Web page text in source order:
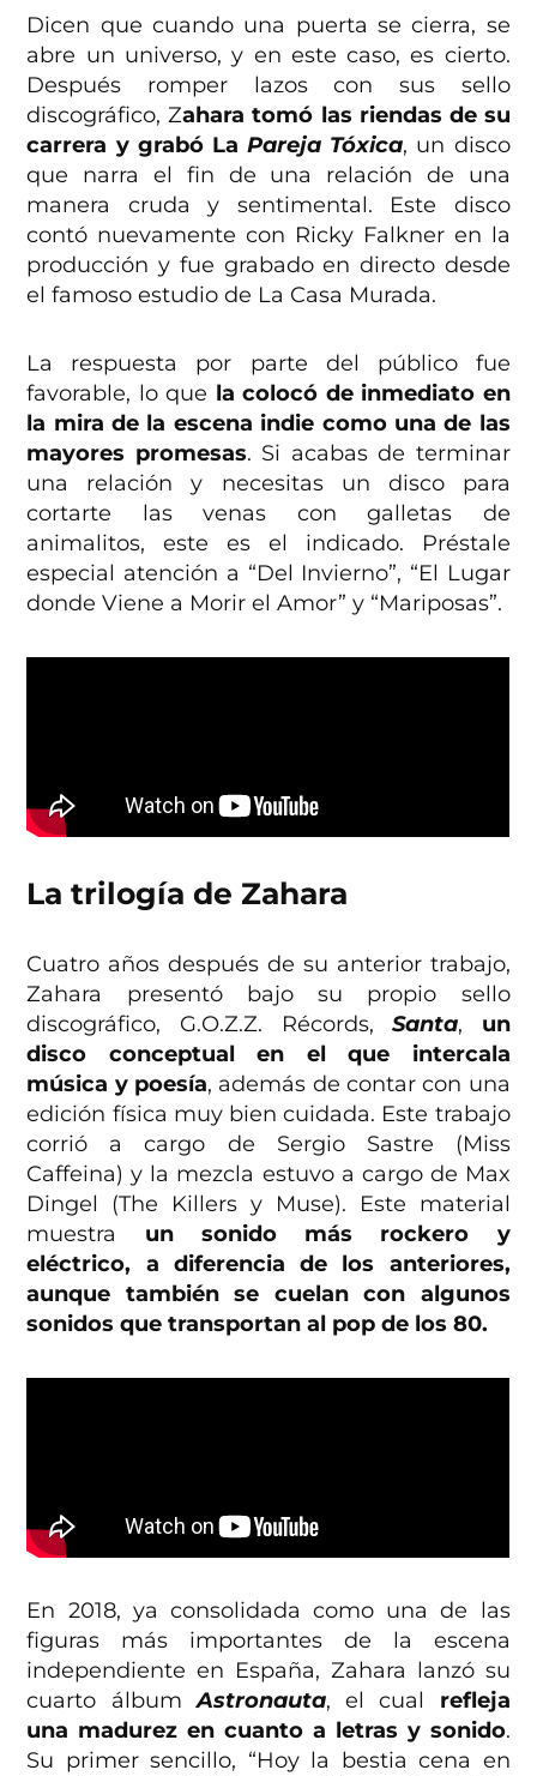
Dicen que cuando una puerta se cierra, se
abre un universo, y en este caso, es cierto.
Después romper lazos con sus sello
discográfico, Zahara tomó las riendas de su
carrera y grabó LaPareja Tóxica, un disco
que narra el fin de una relación de una
manera cruda y sentimental. Este disco
contó nuevamente con Ricky Falkner en la
producción y fue grabado en directo desde
el famoso estudio de La Casa Murada.
La respuesta por parte del público fue
favorable, lo que la colocó de inmediato en
la mira de la escena indie como una de las
mayores promesas. Si acabas de terminar
una relación y necesitas un disco para
cortarte las venas con galletas de
animalitos, este es el indicado. Préstale
especial atención a “Del Invierno”, “El Lugar
donde Viene a Morir el Amor” y “Mariposas”.
La trilogía de Zahara
Cuatro años después de su anterior trabajo,
Zahara presentó bajo su propio sello
discográfico, G.O.Z.Z. Récords,Santa, un
disco conceptual en el que intercala
música y poesía, además de contar con una
edición física muy bien cuidada. Este trabajo
corrió a cargo de Sergio Sastre (Miss
Caffeina) y la mezcla estuvo a cargo de Max
Dingel (The Killers y Muse). Este material
muestra un sonido más rockero y
eléctrico, a diferencia de los anteriores,
aunque también se cuelan con algunos
sonidos que transportan al pop de los 80.
En 2018, ya consolidada como una de las
figuras más importantes de la escena
independiente en España, Zahara lanzó su
cuarto álbum Astronauta, el cual refleja
una madurez en cuanto a letras y sonido.
Su primer sencillo, “Hoy la bestia cena en